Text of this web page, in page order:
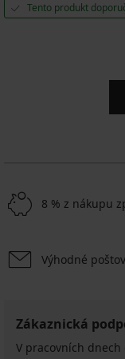
Tento produkt
8 % z nákupu
Výhodné
Zákaznická
V pracovních dnech